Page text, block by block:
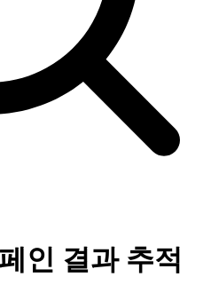
인 결과 추적